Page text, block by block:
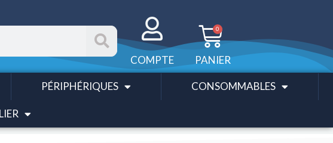
COMPTE
0
Panier
PANIER
PÉRIPHÉRIQUES CONSOMMABLES